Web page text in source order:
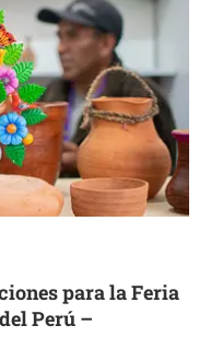
para la Feria
Perú –